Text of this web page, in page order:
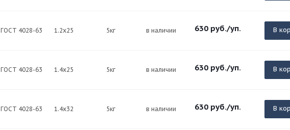
ГОСТ 4028-63 1.2х25 5кг в наличии 630 руб./уп. В
ГОСТ 4028-63 1.4х25 5кг в наличии 630 руб./уп. В
ГОСТ 4028-63 1.4х32 5кг в наличии 630 руб./уп. В